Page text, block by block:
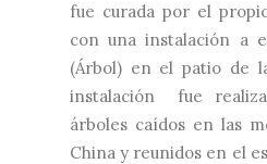
fue curada por el
con una instalación a
(Árbol) en el patio de
instalación fue
árboles caídos en las
China y reunidos en el